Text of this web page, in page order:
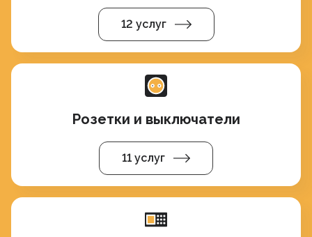
12 услуг
Розетки и выключатели
11 услуг